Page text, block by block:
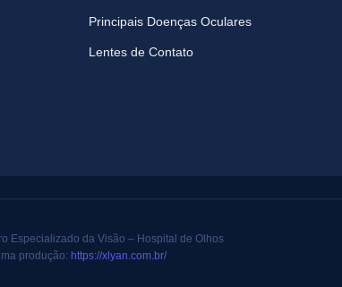
Principais Doenças Oculares
Lentes de Contato
Especializado da Visão – Hospital de Olhos
produção: https://xlyan.com.br/